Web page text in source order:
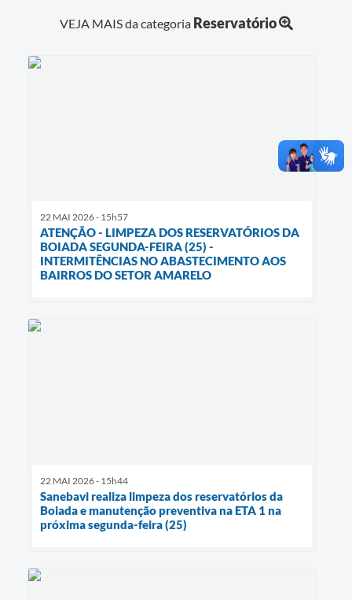
VEJA MAIS da categoria Reservatório
22 MAI 2026 - 15h57
ATENÇÃO - LIMPEZA DOS RESERVATÓRIOS DA
BOIADA SEGUNDA-FEIRA (25) -
INTERMITÊNCIAS NO ABASTECIMENTO AOS
BAIRROS DO SETOR AMARELO
22 MAI 2026 - 15h44
Sanebavi realiza limpeza dos reservatórios da
Boiada e manutenção preventiva na ETA 1 na
próxima segunda-feira (25)